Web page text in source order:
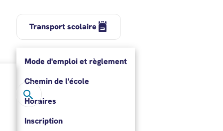
Transport scolaire
Mode d'emploi et règlement
Chemin de l'école
Horaires
Inscription